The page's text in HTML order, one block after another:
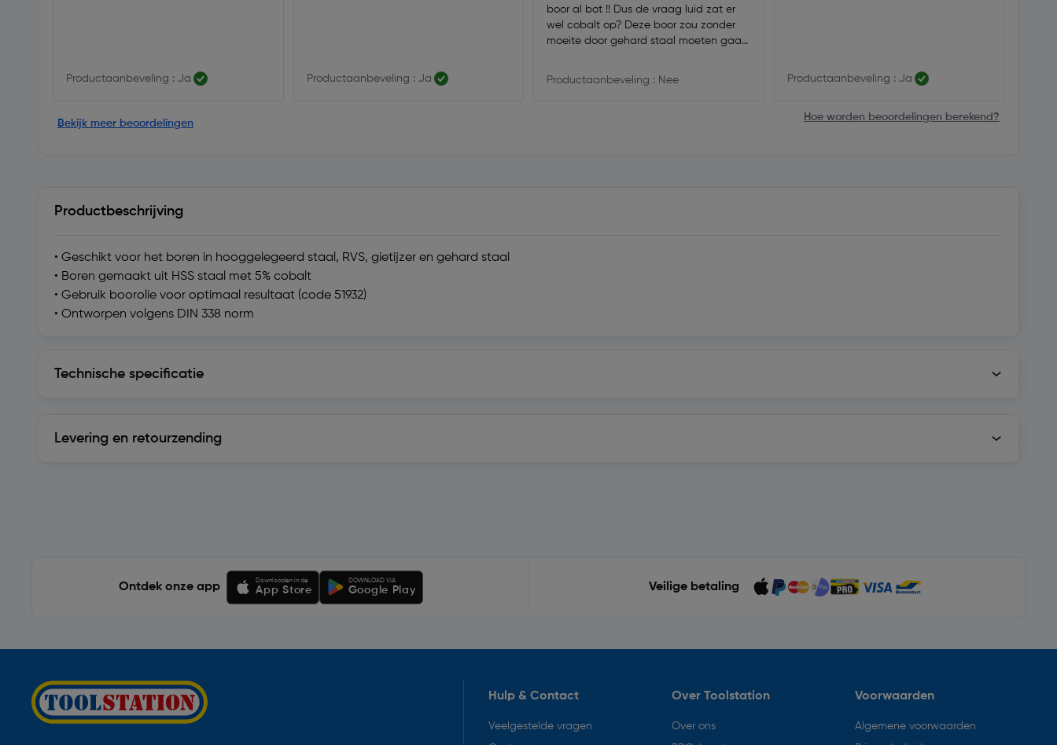
Productaanbeveling : Ja Productaanbeveling : Ja
boor al bot !! Dus de vraag luid zat er
wel cobalt op? Deze boor zou zonder
moeite door gehard staal moeten gaan
Productaanbeveling : Nee Productaanbeveling : Ja
Bekijk meer beoordelingen
Hoe worden beoordelingen berekend?
Productbeschrijving
• Geschikt voor het boren in hooggelegeerd staal, RVS, gietijzer en gehard staal
• Boren gemaakt uit HSS staal met 5% cobalt
• Gebruik boorolie voor optimaal resultaat (code 51932)
• Ontworpen volgens DIN 338 norm
Technische specificatie
Levering en retourzending
Ontdek onze app
Downloaden in de
App Store
DOWNLOAD VIA
Google Play Veilige betaling
Hulp & Contact
Veelgestelde vragen
Over Toolstation
Over ons
Voorwaarden
Algemene voorwaarden